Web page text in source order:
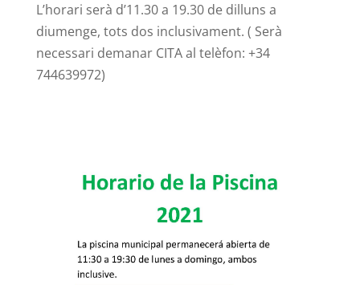
L’horari serà d’11.30 a 19.30 de dilluns a
diumenge, tots dos inclusivament. ( Serà
necessari demanar CITA al telèfon: +34
744639972)